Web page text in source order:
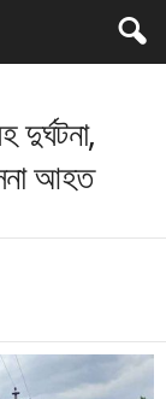
দুর্ঘটনা,
আহত